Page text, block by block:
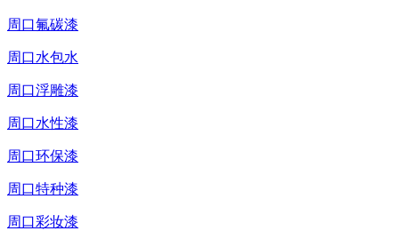
周口氟碳漆
周口水包水
周口浮雕漆
周口水性漆
周口环保漆
周口特种漆
周口彩妆漆